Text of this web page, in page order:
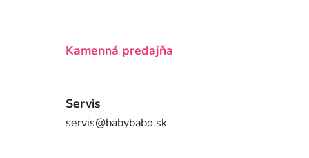
Kamenná predajňa
Servis
servis@babybabo.sk